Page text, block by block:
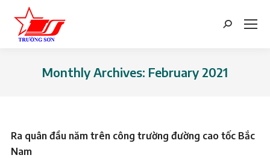
Search:
Monthly Archives: February 2021
Ra quân đầu năm trên công trường đường cao tốc Bắc
Nam